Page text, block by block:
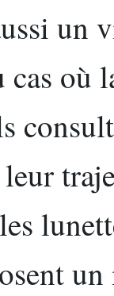
un
cas où
leur